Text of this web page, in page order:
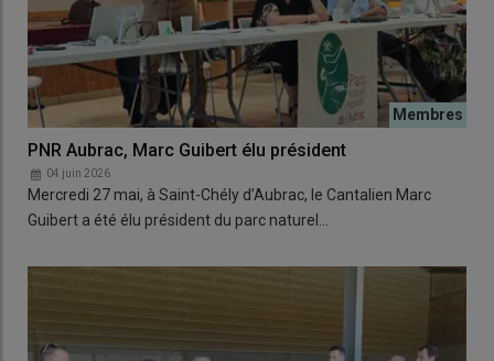
PNR Aubrac, Marc Guibert élu président
04 juin 2026
Mercredi 27 mai, à Saint-Chély d’Aubrac, le Cantalien Marc
Guibert a été élu président du parc naturel…